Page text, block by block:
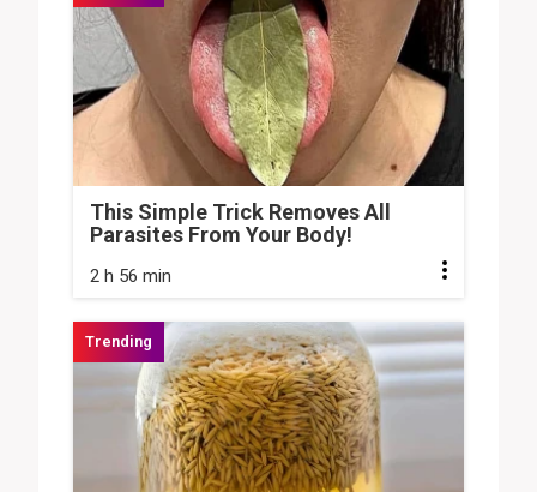
This Simple Trick Removes All
Parasites From Your Body!
2 h 56 min